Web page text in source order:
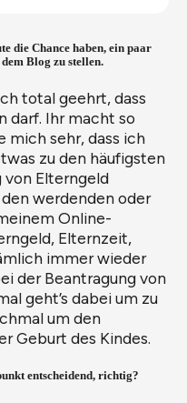
die Chance haben, ein paar
Blog zu stellen.
total geehrt, dass
darf. Ihr macht so
mich sehr, dass ich
zu den häufigsten
von Elterngeld
werdenden oder
Online-
Elternzeit,
immer wieder
der Beantragung von
geht’s dabei um zu
um den
Geburt des Kindes.
entscheidend, richtig?